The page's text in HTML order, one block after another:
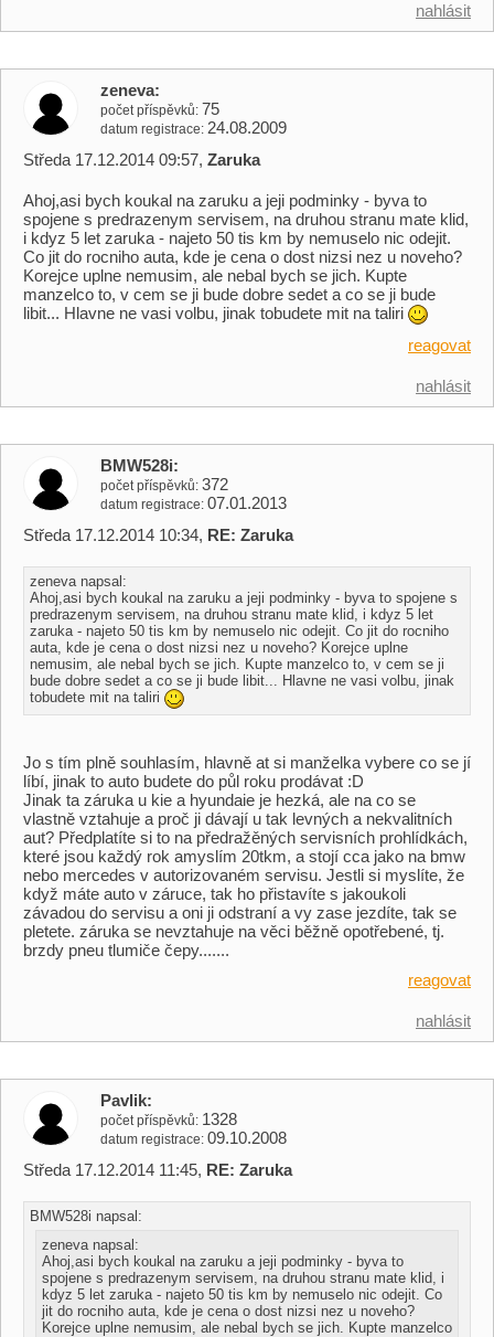
nahlásit
zeneva
počet příspěvků 75
datum registrace 24.08.2009
Středa 17.12.2014 09:57, Zaruka
Ahoj,asi bych koukal na zaruku a jeji podminky - byva to
spojene s predrazenym servisem, na druhou stranu mate klid,
i kdyz 5 let zaruka - najeto 50 tis km by nemuselo nic odejit.
Co jit do rocniho auta, kde je cena o dost nizsi nez u noveho?
Korejce uplne nemusim, ale nebal bych se jich. Kupte
manzelco to, v cem se ji bude dobre sedet a co se ji bude
libit... Hlavne ne vasi volbu, jinak tobudete mit na taliri
reagovat
nahlásit
BMW528i
počet příspěvků 372
datum registrace 07.01.2013
Středa 17.12.2014 10:34, RE: Zaruka
zeneva napsal:
Ahoj,asi bych koukal na zaruku a jeji podminky - byva to spojene s
predrazenym servisem, na druhou stranu mate klid, i kdyz 5 let
zaruka - najeto 50 tis km by nemuselo nic odejit. Co jit do rocniho
auta, kde je cena o dost nizsi nez u noveho? Korejce uplne
nemusim, ale nebal bych se jich. Kupte manzelco to, v cem se ji
bude dobre sedet a co se ji bude libit... Hlavne ne vasi volbu, jinak
tobudete mit na taliri
Jo s tím plně souhlasím, hlavně at si manželka vybere co se jí
líbí, jinak to auto budete do půl roku prodávat :D
Jinak ta záruka u kie a hyundaie je hezká, ale na co se
vlastně vztahuje a proč ji dávají u tak levných a nekvalitních
aut? Předplatíte si to na předražěných servisních prohlídkách,
které jsou každý rok amyslím 20tkm, a stojí cca jako na bmw
nebo mercedes v autorizovaném servisu. Jestli si myslíte, že
když máte auto v záruce, tak ho přistavíte s jakoukoli
závadou do servisu a oni ji odstraní a vy zase jezdíte, tak se
pletete. záruka se nevztahuje na věci běžně opotřebené, tj.
brzdy pneu tlumiče čepy.......
reagovat
nahlásit
Pavlik
počet příspěvků 1328
datum registrace 09.10.2008
Středa 17.12.2014 11:45, RE: Zaruka
BMW528i napsal:
zeneva napsal:
Ahoj,asi bych koukal na zaruku a jeji podminky - byva to
spojene s predrazenym servisem, na druhou stranu mate klid, i
kdyz 5 let zaruka - najeto 50 tis km by nemuselo nic odejit. Co
jit do rocniho auta, kde je cena o dost nizsi nez u noveho?
Korejce uplne nemusim, ale nebal bych se jich. Kupte manzelco